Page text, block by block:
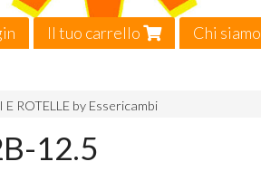
Il tuo carrello Chi siamo
E ROTELLE by Essericambi
12.5